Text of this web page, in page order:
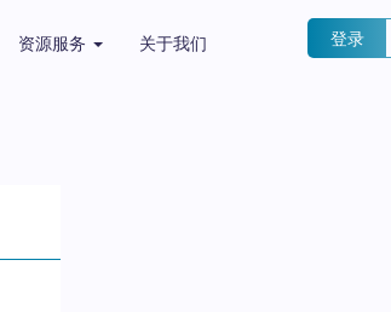
资源服务 关于我们 登录